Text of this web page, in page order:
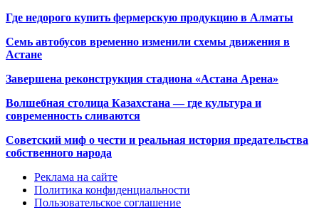
Где недорого купить фермерскую продукцию в Алматы
Семь автобусов временно изменили схемы движения в
Астане
Завершена реконструкция стадиона «Астана Арена»
Волшебная столица Казахстана — где культура и
современность сливаются
Советский миф о чести и реальная история предательства
собственного народа
Реклама на сайте
Политика конфиденциальности
Пользовательское соглашение